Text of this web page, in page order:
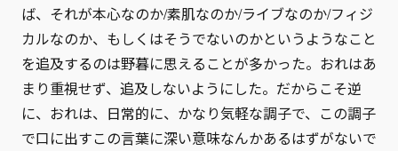
ば、それが本心なのか/素肌なのか/ライブなのか/フィジ
カルなのか、もしくはそうでないのかというようなこと
を追及するのは野暮に思えることが多かった。おれはあ
まり重視せず、追及しないようにした。だからこそ逆
に、おれは、日常的に、かなり気軽な調子で、この調子
で口に出すこの言葉に深い意味なんかあるはずがないで